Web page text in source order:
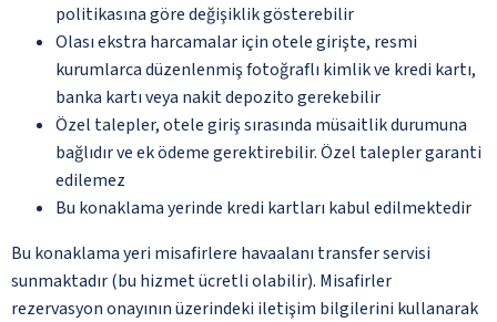
politikasına göre değişiklik gösterebilir
Olası ekstra harcamalar için otele girişte, resmi
kurumlarca düzenlenmiş fotoğraflı kimlik ve kredi kartı,
banka kartı veya nakit depozito gerekebilir
Özel talepler, otele giriş sırasında müsaitlik durumuna
bağlıdır ve ek ödeme gerektirebilir. Özel talepler garanti
edilemez
Bu konaklama yerinde kredi kartları kabul edilmektedir
Bu konaklama yeri misafirlere havaalanı transfer servisi
sunmaktadır (bu hizmet ücretli olabilir). Misafirler
rezervasyon onayının üzerindeki iletişim bilgilerini kullanarak